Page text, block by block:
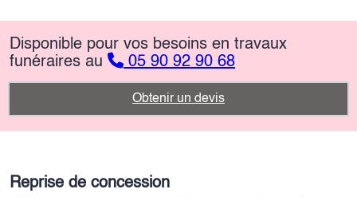
Disponible pour vos besoins en travaux
funéraires au
05 90 92 90 68
Obtenir un devis
Reprise de concession